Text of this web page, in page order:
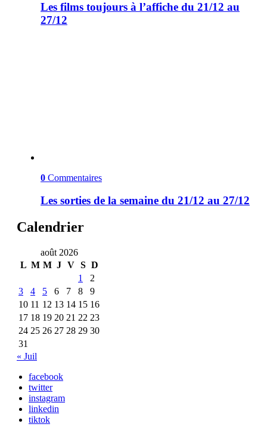
Les films toujours à l’affiche du 21/12 au
27/12
0 Commentaires
Les sorties de la semaine du 21/12 au 27/12
Calendrier
août 2026
L M M J V S D
1
2
3
4 5 6 7 8
9
10 11 12 13 14 15 16
17 18 19 20 21 22 23
24 25 26 27 28 29 30
31
« Juil
facebook
twitter
instagram
linkedin
tiktok